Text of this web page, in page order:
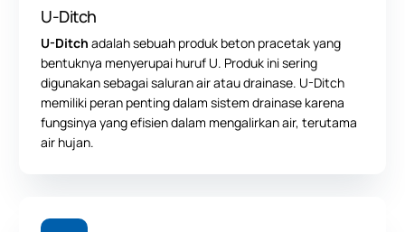
U-Ditch
U-Ditch adalah sebuah produk beton pracetak yang
bentuknya menyerupai huruf U. Produk ini sering
digunakan sebagai saluran air atau drainase. U-Ditch
memiliki peran penting dalam sistem drainase karena
fungsinya yang efisien dalam mengalirkan air, terutama
air hujan.